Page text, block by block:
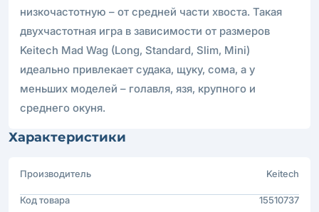
низкочастотную – от средней части хвоста. Такая
двухчастотная игра в зависимости от размеров
Keitech Mad Wag (Long, Standard, Slim, Mini)
идеально привлекает судака, щуку, сома, а у
меньших моделей – голавля, язя, крупного и
среднего окуня.
Характеристики
Производитель Keitech
Код товара 15510737